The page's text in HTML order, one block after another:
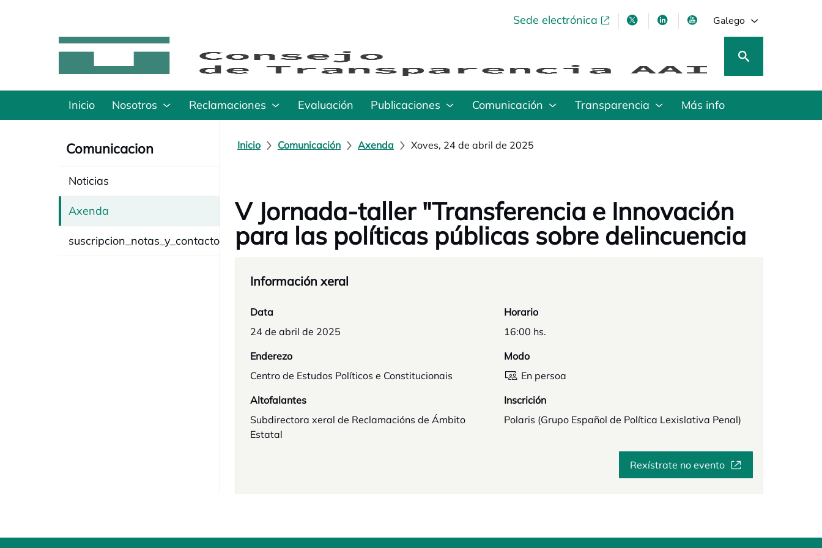
Sede electrónicaopens in a new tabopens in a new tab
opens in a new tab
opens in a new tab
Galego
Inicio Nosotros Reclamaciones Evaluación Publicaciones Comunicación Transparencia Más info
Comunicacion
Noticias
Axenda
suscripcion_notas_y_contacto
Inicio Comunicación Axenda Xoves, 24 de abril de 2025
V Jornada-taller "Transferencia e Innovación
para las políticas públicas sobre delincuencia
Información xeral
Data
24 de abril de 2025
Horario
16:00 hs.
Enderezo
Centro de Estudos Políticos e Constitucionais
Modo
En persoa
Altofalantes
Subdirectora xeral de Reclamacións de Ámbito
Estatal
Inscrición
Polaris (Grupo Español de Política Lexislativa Penal)
Rexístrate no evento